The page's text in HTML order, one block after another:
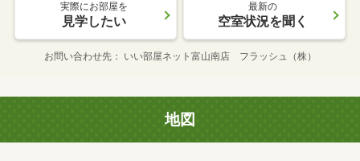
実際にお部屋を
見学したい
最新の
空室状況を聞く
お問い合わせ先 いい部屋ネット富山南店 フラッシュ（株）
地図